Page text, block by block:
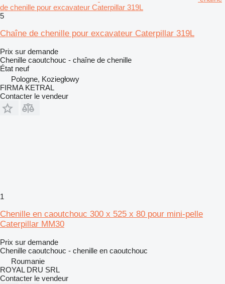
de chenille pour excavateur Caterpillar 319L
5
Chaîne de chenille pour excavateur Caterpillar 319L
Prix sur demande
Chenille caoutchouc - chaîne de chenille
État neuf
Pologne, Koziegłowy
FIRMA KETRAL
Contacter le vendeur
1
Chenille en caoutchouc 300 x 525 x 80 pour mini-pelle
Caterpillar MM30
Prix sur demande
Chenille caoutchouc - chenille en caoutchouc
Roumanie
ROYAL DRU SRL
Contacter le vendeur